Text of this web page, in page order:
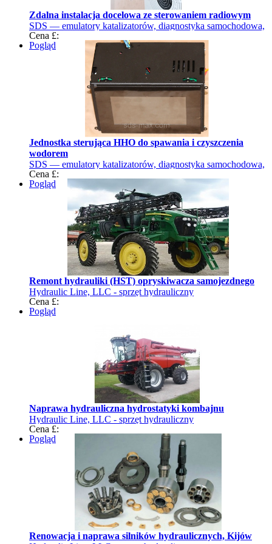
Zdalna instalacja docelowa ze sterowaniem radiowym
SDS — emulatory katalizatorów, diagnostyka samochodowa,
chiptuning
Cena £:
Pogląd
Jednostka sterująca HHO do spawania i czyszczenia
wodorem
SDS — emulatory katalizatorów, diagnostyka samochodowa,
chiptuning
Cena £:
Pogląd
Remont hydrauliki (HST) opryskiwacza samojezdnego
Hydraulic Line, LLC - sprzęt hydrauliczny
Cena £:
Pogląd
Naprawa hydrauliczna hydrostatyki kombajnu
Hydraulic Line, LLC - sprzęt hydrauliczny
Cena £:
Pogląd
Renowacja i naprawa silników hydraulicznych, Kijów